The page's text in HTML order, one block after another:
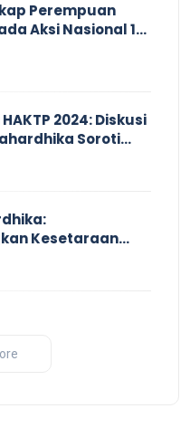
Perempuan
Aksi Nasional 16
Layak dan Bebas
2024: Diskusi
Soroti
Inklusif bagi
Kesetaraan